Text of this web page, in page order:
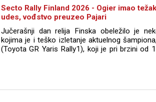
Secto Rally Finland 2026 - Ogier imao težak
udes, vođstvo preuzeo Pajari
Jučerašnji dan relija Finska obeležilo je
kojima je i teško izletanje aktuelnog
(Toyota GR Yaris Rally1), koji je pri brzini od